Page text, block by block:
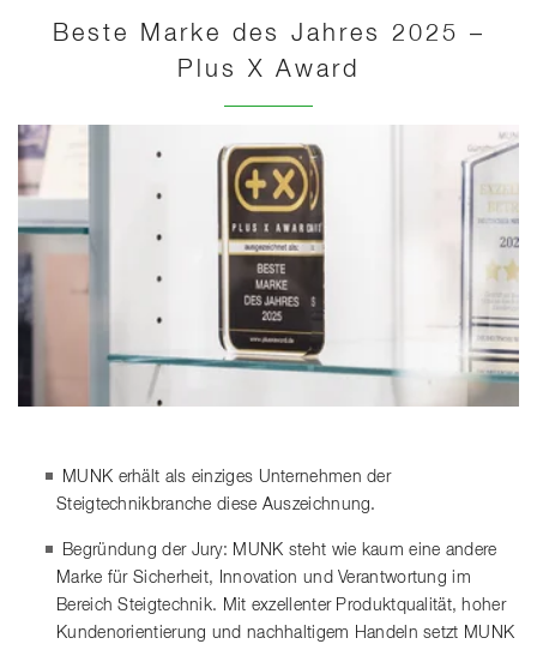
Beste Marke des Jahres 2025 –
Plus X Award
MUNK erhält als einziges Unternehmen der
Steigtechnikbranche diese Auszeichnung.
Begründung der Jury: MUNK steht wie kaum eine andere
Marke für Sicherheit, Innovation und Verantwortung im
Bereich Steigtechnik. Mit exzellenter Produktqualität, hoher
Kundenorientierung und nachhaltigem Handeln setzt MUNK